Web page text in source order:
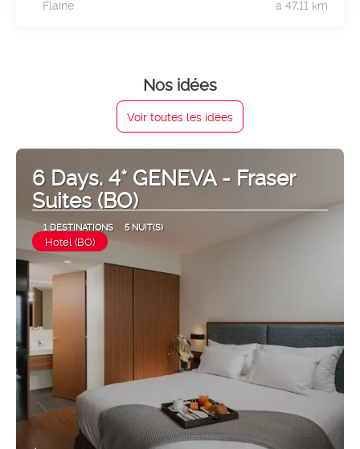
Flaine
a 47,11 km
Nos idées
Voir toutes les idées
6 Days. 4* GENEVA - Fraser
Suites (BO)
1 DESTINATIONS 5 NUIT(S)
Hotel (BO)